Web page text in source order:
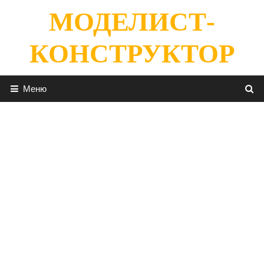
содержимомуМОДЕЛИСТ-
КОНСТРУКТОР
Меню